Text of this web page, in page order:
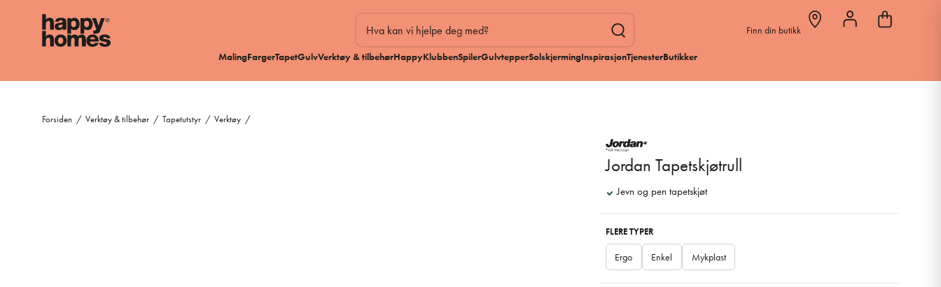
Finn din butikk
MalingFargerTapetGulvVerktøy & tilbehørHappyKlubbenSpilerGulvtepperSolskjermingInspirasjonTjenesterButikker
Forsiden / Verktøy & tilbehør / Tapetutstyr / Verktøy /
Jordan Tapetskjøtrull
Jevn og pen tapetskjøt
FLERE TYPER
Ergo Enkel Mykplast